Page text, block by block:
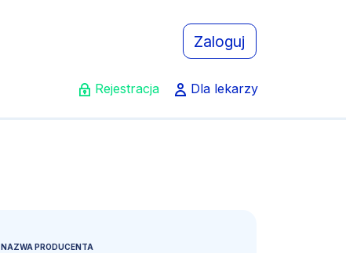
Zaloguj
Rejestracja Dla lekarzy
NAZWA PRODUCENTA